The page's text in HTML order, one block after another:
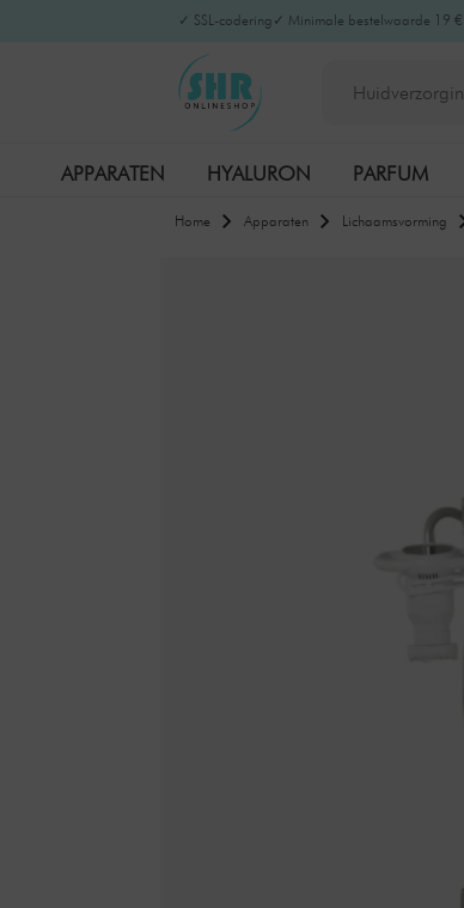
✓ SSL-codering ✓ Minimale bestelwaarde 19 €
APPARATEN HYALURON PARFUM
Home Apparaten Lichaamsvorming